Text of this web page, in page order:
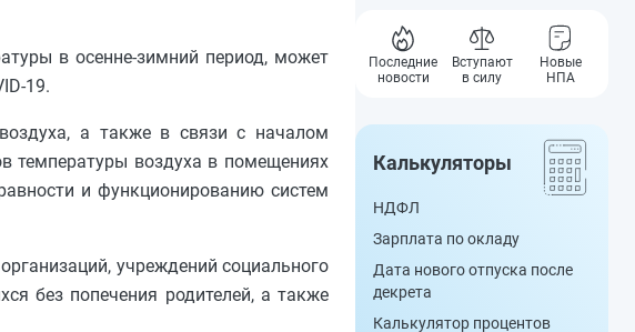
в осенне-зимний период, может
19.
а также в связи с началом
температуры воздуха в помещениях
и функционированию систем
учреждений социального
без попечения родителей, а также
Последние
новости
Вступают
в силу
Новые
НПА
Калькуляторы
НДФЛ
Зарплата по окладу
Дата нового отпуска после
декрета
Калькулятор процентов